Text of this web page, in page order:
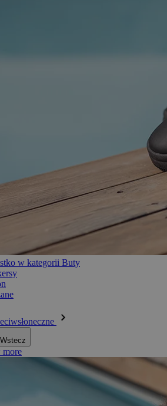
w kategorii Buty
Wstecz
more